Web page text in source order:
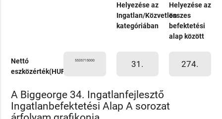
Helyezése az
Ingatlan/Közvetlen
kategóriában
Helyezése az
összes
befektetési
alap között
Nettó
eszközérték(HUF)
5535715000 31. 274.
A Biggeorge 34. Ingatlanfejlesztő
Ingatlanbefektetési Alap A sorozat